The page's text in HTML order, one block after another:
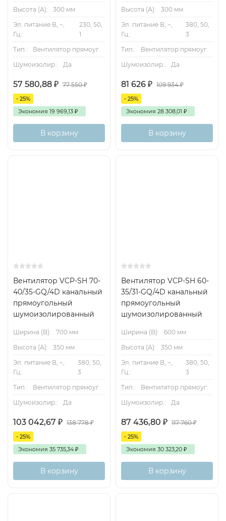
Комплектация
Вентилятор VCP-SH.
Кронштейны для монтажа.
Соединительные патрубки или крепления к
Инструкция по эксплуатации и электрической
схеме.
Гарантия и сервис
Высота (А):
300 мм
Эл. питание В, ~,
Гц.:
230, 50,
1
Тип.:
Вентилятор прямоуг.
Шумоизолир.:
Да
57 580,88 ₽ 77 550₽
- 25%
Экономия 19 969,13 ₽
В корзину
Высота (А):
300 мм
Эл. питание В, ~,
Гц.:
380, 50,
3
Тип.:
Вентилятор прямоуг.
Шумоизолир.:
Да
81 626 ₽ 109 934₽
- 25%
Экономия 28 308,01 ₽
В корзину
Вентилятор VCP-SH 70-
40/35-GQ/4D канальный
прямоугольный
шумоизолированный
Ширина (B):
700 мм
Высота (А):
350 мм
Эл. питание В, ~,
Гц.:
380, 50,
3
Тип.:
Вентилятор прямоуг.
Шумоизолир.:
Да
103 042,67 ₽ 138 778₽
- 25%
Экономия 35 735,34 ₽
В корзину
Вентилятор VCP-SH 60-
35/31-GQ/4D канальный
прямоугольный
шумоизолированный
Ширина (B):
600 мм
Высота (А):
350 мм
Эл. питание В, ~,
Гц.:
380, 50,
3
Тип.:
Вентилятор прямоуг.
Шумоизолир.:
Да
87 436,80 ₽ 117 760₽
- 25%
Экономия 30 323,20 ₽
В корзину